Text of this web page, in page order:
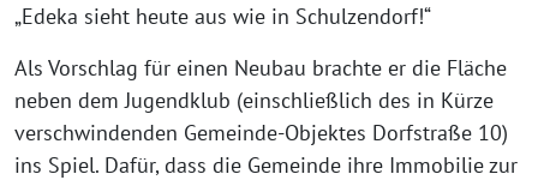
„Edeka sieht heute aus wie in Schulzendorf!“
Als Vorschlag für einen Neubau brachte er die Fläche
neben dem Jugendklub (einschließlich des in Kürze
verschwindenden Gemeinde-Objektes Dorfstraße 10)
ins Spiel. Dafür, dass die Gemeinde ihre Immobilie zur